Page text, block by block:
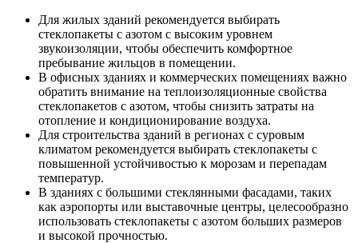
Для жилых зданий рекомендуется выбирать
стеклопакеты с азотом с высоким уровнем
звукоизоляции, чтобы обеспечить комфортное
пребывание жильцов в помещении.
В офисных зданиях и коммерческих помещениях важно
обратить внимание на теплоизоляционные свойства
стеклопакетов с азотом, чтобы снизить затраты на
отопление и кондиционирование воздуха.
Для строительства зданий в регионах с суровым
климатом рекомендуется выбирать стеклопакеты с
повышенной устойчивостью к морозам и перепадам
температур.
В зданиях с большими стеклянными фасадами, таких
как аэропорты или выставочные центры, целесообразно
использовать стеклопакеты с азотом больших размеров
и высокой прочностью.